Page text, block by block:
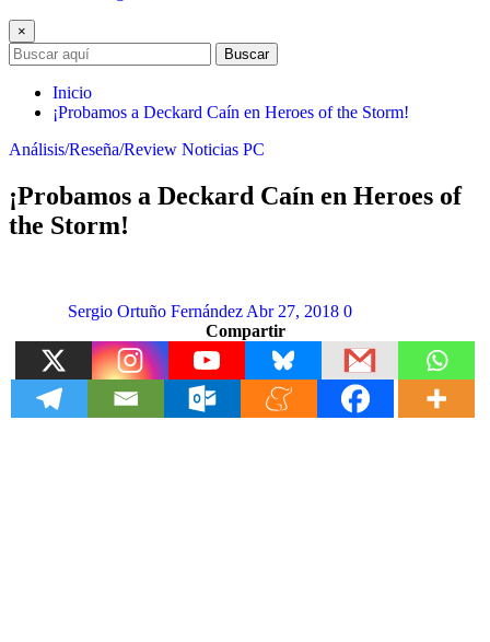
×
Buscar
Inicio
¡Probamos a Deckard Caín en Heroes of the Storm!
Análisis/Reseña/Review Noticias PC
¡Probamos a Deckard Caín en Heroes of
the Storm!
Sergio Ortuño Fernández Abr 27, 2018 0
Compartir